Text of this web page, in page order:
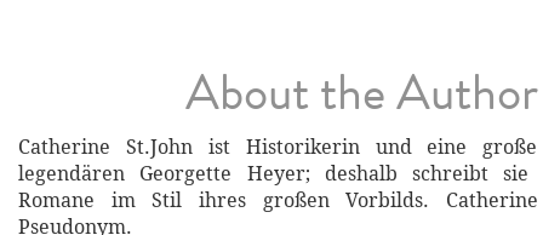
About the Author
Catherine St.John ist Historikerin und eine
legendären Georgette Heyer; deshalb schreibt sie
Romane im Stil ihres großen Vorbilds.
Pseudonym.